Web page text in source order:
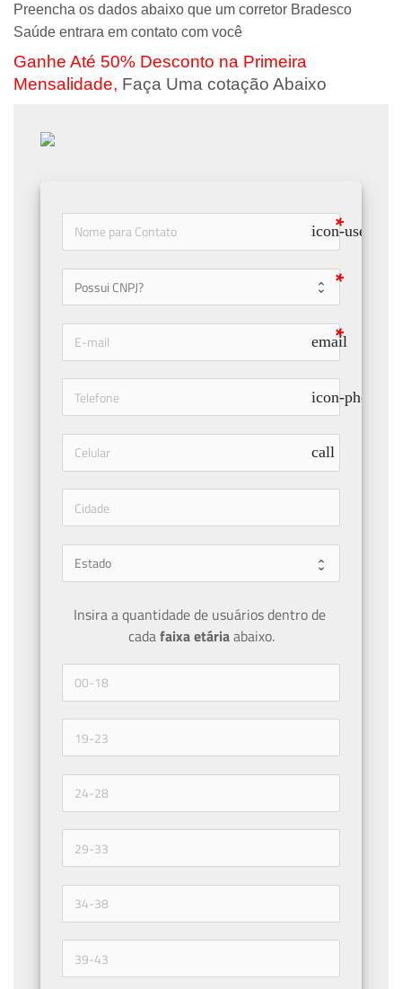
Preencha os dados abaixo que um corretor Bradesco
Saúde entrara em contato com você
Ganhe Até 50% Desconto na Primeira
Mensalidade, Faça Uma cotação Abaixo
icon-user
email
icon-phone
call
Insira a quantidade de usuários dentro de
cada faixa etária abaixo.